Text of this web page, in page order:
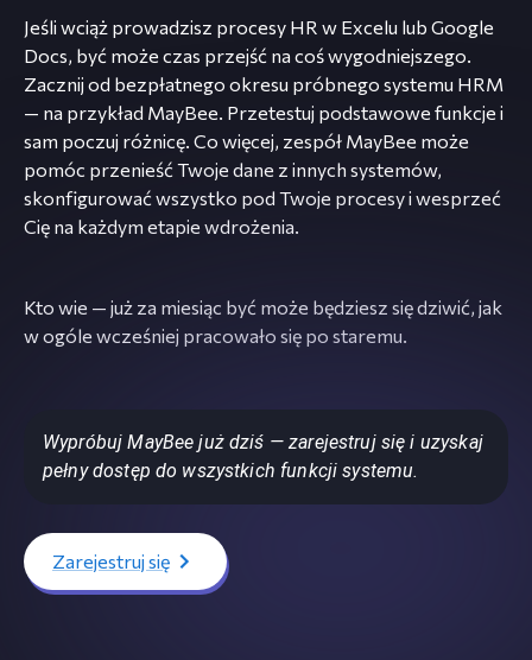
Jeśli wciąż prowadzisz procesy HR w Excelu lub Google
Docs, być może czas przejść na coś wygodniejszego.
Zacznij od bezpłatnego okresu próbnego systemu HRM
— na przykład MayBee. Przetestuj podstawowe funkcje i
sam poczuj różnicę. Co więcej, zespół MayBee może
pomóc przenieść Twoje dane z innych systemów,
skonfigurować wszystko pod Twoje procesy i wesprzeć
Cię na każdym etapie wdrożenia.
Kto wie — już za miesiąc być może będziesz się dziwić, jak
w ogóle wcześniej pracowało się po staremu.
Wypróbuj MayBee już dziś — zarejestruj się i uzyskaj
pełny dostęp do wszystkich funkcji systemu.
Zarejestruj się